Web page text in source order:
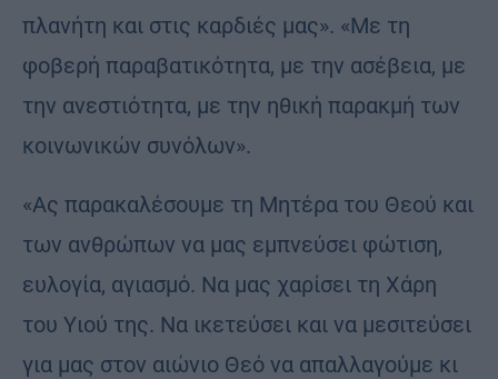
πλανήτη και στις καρδιές μας». «Με τη
φοβερή παραβατικότητα, με την ασέβεια, με
την ανεστιότητα, με την ηθική παρακμή των
κοινωνικών συνόλων».
«Ας παρακαλέσουμε τη Μητέρα του Θεού και
των ανθρώπων να μας εμπνεύσει φώτιση,
ευλογία, αγιασμό. Να μας χαρίσει τη Χάρη
του Υιού της. Να ικετεύσει και να μεσιτεύσει
για μας στον αιώνιο Θεό να απαλλαγούμε κι